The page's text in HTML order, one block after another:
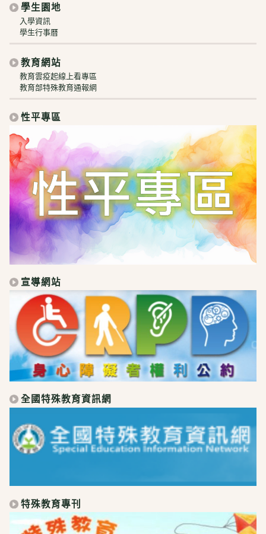
學生園地
入學資訊
學生行事曆
教育網站
教育雲疫起線上看專區
教育部特殊教育通報網
性平專區
宣導網站
全國特殊教育資訊網
特殊教育專刊